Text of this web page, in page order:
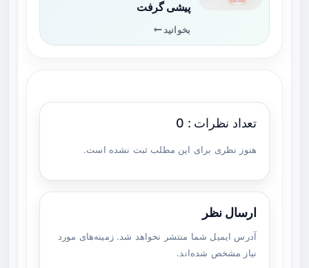
پیشی گرفت
بخوانید
تعداد نظرات : 0
هنوز نظری برای این مطلب ثبت نشده است.
ارسال نظر
آدرس ایمیل شما منتشر نخواهد شد. زمینه‌های مورد
نیاز مشخص شده‌اند.